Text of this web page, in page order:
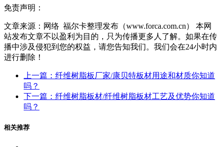
免责声明：
文章来源：网络 福尔卡整理发布（www.forca.com.cn） 本网
站发布文章不以盈利为目的，只为传播更多人了解。如果在传
播中涉及侵犯到您的权益，请您告知我们。我们会在24小时内
进行删除！
上一篇：纤维树脂板厂家/康贝特板材用途和材质你知道
吗？
下一篇：纤维树脂板材/纤维树脂板材工艺及优势你知道
吗？
相关推荐